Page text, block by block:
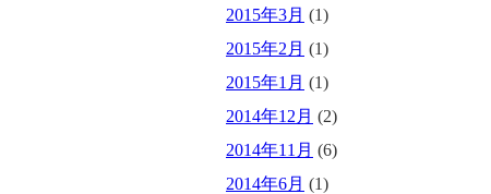
2015年3月 (1)
2015年2月 (1)
2015年1月 (1)
2014年12月 (2)
2014年11月 (6)
2014年6月 (1)